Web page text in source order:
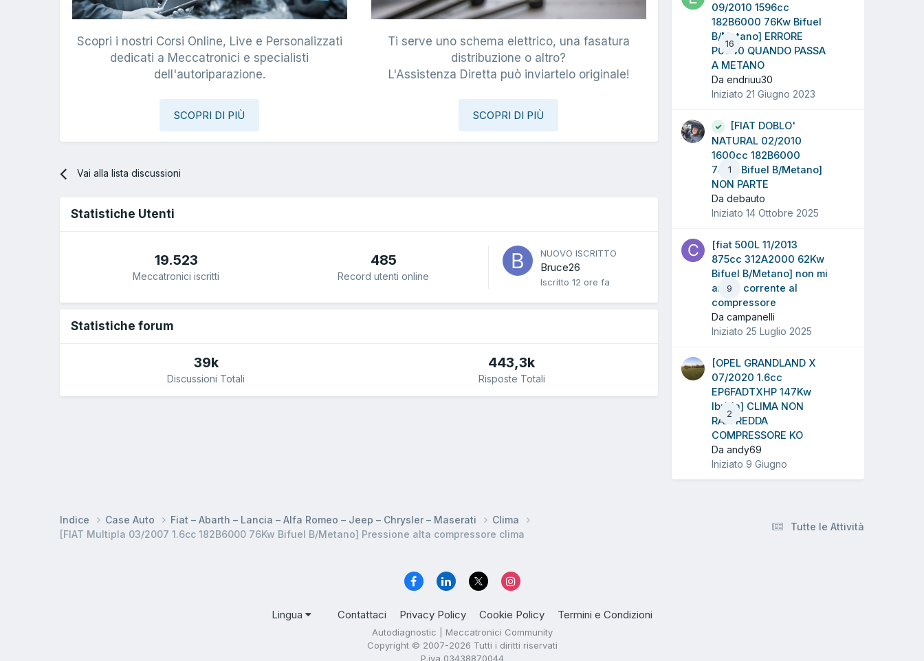
Scopri i nostri Corsi Online, Live e Personalizzati
dedicati a Meccatronici e specialisti
dell'autoriparazione.
SCOPRI DI PIÙ
Ti serve uno schema elettrico, una fasatura
distribuzione o altro?
L'Assistenza Diretta può inviartelo originale!
SCOPRI DI PIÙ
Vai alla lista discussioni
Statistiche Utenti
19.523
Meccatronici iscritti
485
Record utenti online
NUOVO ISCRITTO
Bruce26
Iscritto 12 ore fa
Statistiche forum
39k
Discussioni Totali
443,3k
Risposte Totali
16
09/2010 1596cc
182B6000 76Kw Bifuel
B/Metano] ERRORE
P0340 QUANDO PASSA
A METANO
Da endriuu30
Iniziato 21 Giugno 2023
1
[FIAT DOBLO'
NATURAL 02/2010
1600cc 182B6000
76Kw Bifuel B/Metano]
NON PARTE
Da debauto
Iniziato 14 Ottobre 2025
9
[fiat 500L 11/2013
875cc 312A2000 62Kw
Bifuel B/Metano] non mi
arriva corrente al
compressore
Da campanelli
Iniziato 25 Luglio 2025
2
[OPEL GRANDLAND X
07/2020 1.6cc
EP6FADTXHP 147Kw
Ibrida] CLIMA NON
RAFFREDDA
COMPRESSORE KO
Da andy69
Iniziato 9 Giugno
Tutte le Attività
Indice Case Auto Fiat – Abarth – Lancia – Alfa Romeo – Jeep – Chrysler – Maserati
Clima
[FIAT Multipla 03/2007 1.6cc 182B6000 76Kw Bifuel B/Metano] Pressione alta compressore clima
Lingua Contattaci Privacy Policy Cookie Policy Termini e Condizioni
Autodiagnostic | Meccatronici Community
Copyright © 2007-2026 Tutti i diritti riservati
P.iva 03438870044